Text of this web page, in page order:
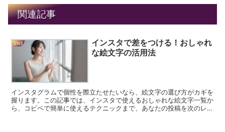
関連記事
SNS
インスタで差をつける！おしゃれ
な絵文字の活用法
インスタグラムで個性を際立たせたいなら、絵文字の選び方がカギを
握ります。この記事では、インスタで使えるおしゃれな絵文字一覧か
ら、コピペで簡単に使えるテクニックまで、あなたの投稿を次のレベ